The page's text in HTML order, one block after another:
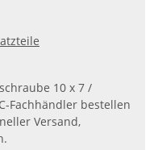
10 x 7 /
Fachhändler bestellen
Versand,